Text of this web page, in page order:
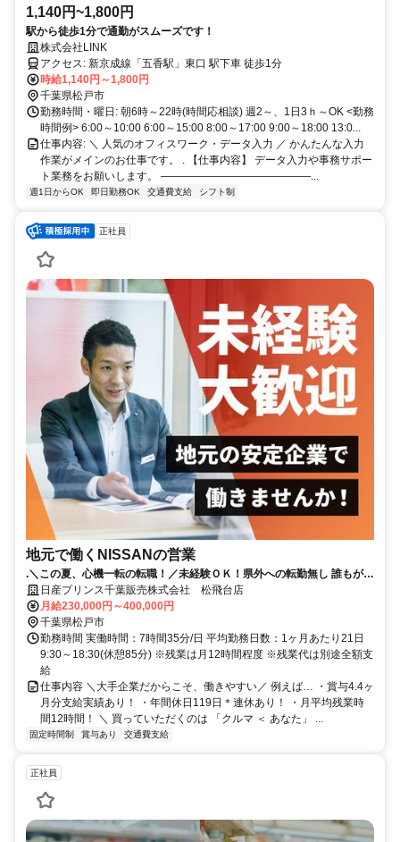
1,140円~1,800円
駅から徒歩1分で通勤がスムーズです！
株式会社LINK
アクセス: 新京成線「五香駅」東口 駅下車 徒歩1分
時給1,140円～1,800円
千葉県松戸市
勤務時間・曜日: 朝6時～22時(時間応相談) 週2～、1日3ｈ～OK <勤務
時間例> 6:00～10:00 6:00～15:00 8:00～17:00 9:00～18:00 13:0...
仕事内容: ＼ 人気のオフィスワーク・データ入力 ／ かんたんな入力
作業がメインのお仕事です。 . 【仕事内容】 データ入力や事務サポー
ト業務をお願いします。 ――――――――――――――...
週1日からOK 即日勤務OK 交通費支給 シフト制
正社員
地元で働くNISSANの営業
.＼この夏、心機一転の転職！／未経験ＯＫ！県外への転勤無し 誰もが知
る安心な会社！賞与4.4か月支給！（昨年度実績）
日産プリンス千葉販売株式会社 松飛台店
月給230,000円～400,000円
千葉県松戸市
勤務時間 実働時間：7時間35分/日 平均勤務日数：1ヶ月あたり21日
9:30～18:30(休憩85分) ※残業は月12時間程度 ※残業代は別途全額支
給
仕事内容 ＼大手企業だからこそ、働きやすい／ 例えば… ・賞与4.4ヶ
月分支給実績あり！ ・年間休日119日＊連休あり！ ・月平均残業時
間12時間！ ＼ 買っていただくのは 「クルマ ＜ あなた」 ...
固定時間制 賞与あり 交通費支給
正社員